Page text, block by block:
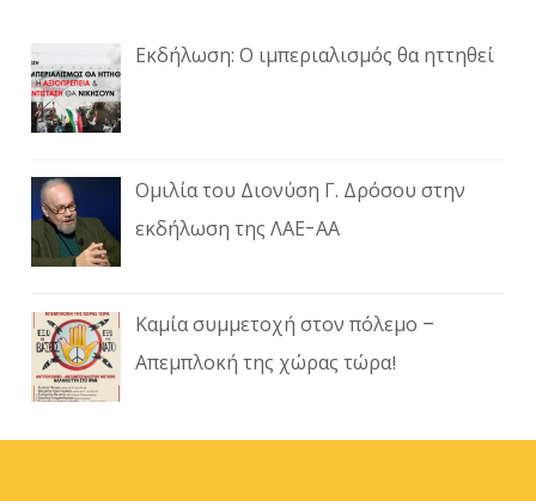
Εκδήλωση: Ο ιμπεριαλισμός θα ηττηθεί
Ομιλία του Διονύση Γ. Δρόσου στην
εκδήλωση της ΛΑΕ-ΑΑ
Καμία συμμετοχή στον πόλεμο –
Απεμπλοκή της χώρας τώρα!